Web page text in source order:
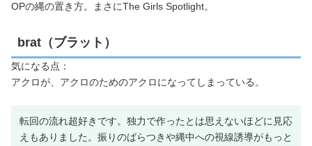
OPの縄の置き方。まさにThe Girls Spotlight。
brat（ブラット）
気になる点：
アクロが、アクロのためのアクロになってしまっている。
転回の流れ超好きです。独力で作ったとは思えないほどに見応
えもありました。振りのばらつきや縄中への視線誘導がもっと